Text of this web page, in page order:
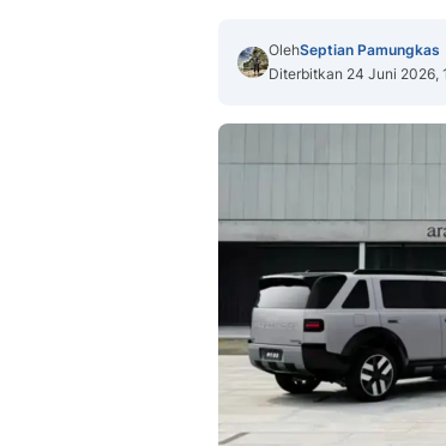
OlehSeptian Pamungkas
Diterbitkan 24 Juni 2026,